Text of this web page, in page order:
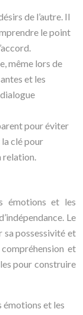
de l’autre. Il
le point
même lors de
et les
pour éviter
clé pour
relation.
émotions et les
Le
sa possessivité et
et
pour construire
émotions et les